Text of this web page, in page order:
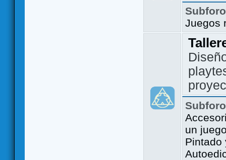
Juegos
un
Pintado